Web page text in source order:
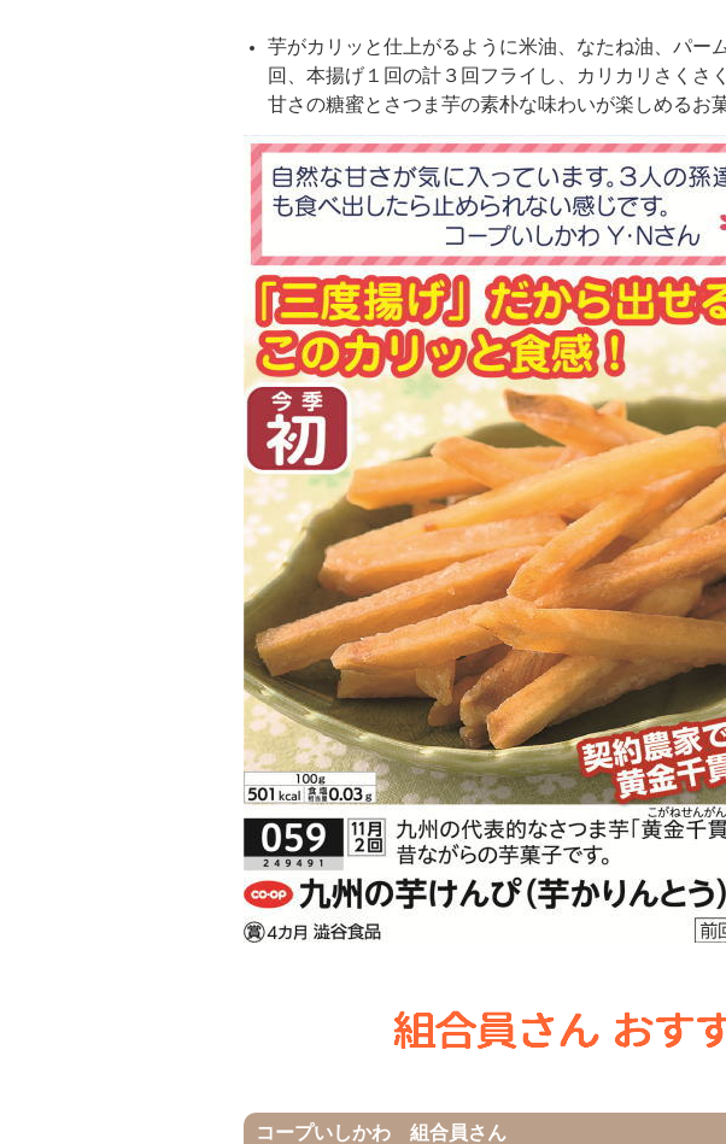
芋がカリッと仕上がるように米油、なたね油、パー
回、本揚げ１回の計３回フライし、カリカリさくさ
甘さの糖蜜とさつま芋の素朴な味わいが楽しめるお
コープいしかわ 組合員さん